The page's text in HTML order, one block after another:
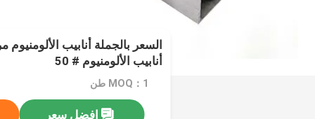
أنابيب الألومنيوم # 50
MOQ：1 طن
افضل سعر